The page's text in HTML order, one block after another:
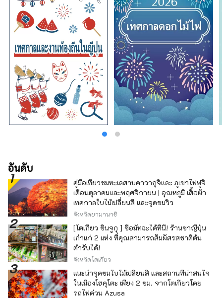
อันดับ
คู่มือเที่ยวชมทะเลสาบคาวากุจิและ ภูเขาไฟฟูจิ
เดือนตุลาคมและพฤศจิกายน | อุณหภูมิ เสื้อผ้า
เทศกาลใบไม้เปลี่ยนสี และจุดชมวิว
จังหวัดยามานาชิ
[โตเกียว ชินจูกุ ] ซื้อมัทฉะได้ที่นี่! ร้านชาญี่ปุ่น
เก่าแก่ 2 แห่ง ที่คุณสามารถสัมผัสรสชาติต้น
ตำรับได้!
จังหวัดโตเกียว
แนะนำจุดชมใบไม้เปลี่ยนสี และสถานที่น่าสนใจ
ในเมืองโฮคุโตะ เพียง 2 ชม. จากโตเกียวโดย
รถไฟด่วน Azusa